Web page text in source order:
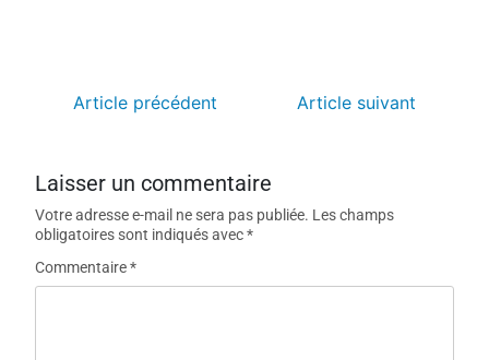
Article précédent Article suivant
Laisser un commentaire
Votre adresse e-mail ne sera pas publiée. Les champs
obligatoires sont indiqués avec*
Commentaire*